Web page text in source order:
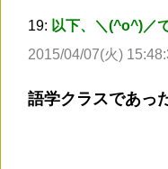
19: 以下、＼(^o^)／
2015/04/07(火)
語学クラスであっ